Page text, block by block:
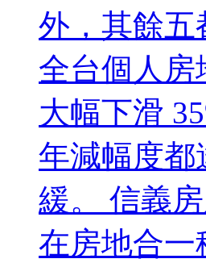
外，其餘五
全台個人房
大幅下滑
年減幅度都
緩。 信義
在房地合一